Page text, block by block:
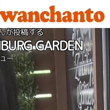
が投稿する
GARDEN
ー